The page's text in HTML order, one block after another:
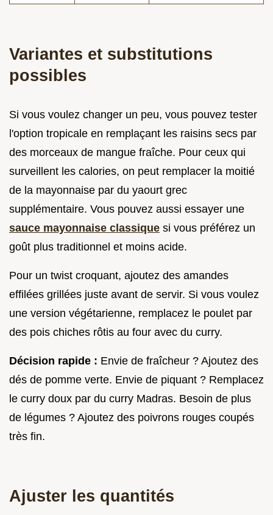
Variantes et substitutions
possibles
Si vous voulez changer un peu, vous pouvez tester
l'option tropicale en remplaçant les raisins secs par
des morceaux de mangue fraîche. Pour ceux qui
surveillent les calories, on peut remplacer la moitié
de la mayonnaise par du yaourt grec
supplémentaire. Vous pouvez aussi essayer une
sauce mayonnaise classique si vous préférez un
goût plus traditionnel et moins acide.
Pour un twist croquant, ajoutez des amandes
effilées grillées juste avant de servir. Si vous voulez
une version végétarienne, remplacez le poulet par
des pois chiches rôtis au four avec du curry.
Décision rapide : Envie de fraîcheur ? Ajoutez des
dés de pomme verte. Envie de piquant ? Remplacez
le curry doux par du curry Madras. Besoin de plus
de légumes ? Ajoutez des poivrons rouges coupés
très fin.
Ajuster les quantités